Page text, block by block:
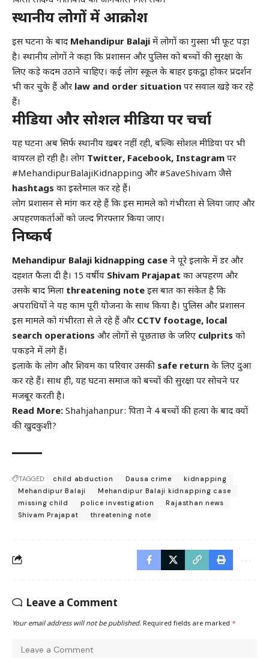
स्थानीय लोगों में आक्रोश
इस घटना के बाद Mehandipur Balaji में लोगों का गुस्सा भी फूट पड़ा
है। स्थानीय लोगों ने कहा कि प्रशासन और पुलिस को बच्चों की सुरक्षा के
लिए कड़े कदम उठाने चाहिए। कई लोग स्कूल के बाहर इकट्ठा होकर प्रदर्शन
भी कर चुके हैं और law and order situation पर सवाल खड़े कर रहे
हैं।
मीडिया और सोशल मीडिया पर चर्चा
यह घटना अब सिर्फ स्थानीय खबर नहीं रही, बल्कि सोशल मीडिया पर भी
वायरल हो रही है। लोग Twitter, Facebook, Instagram पर
#MehandipurBalajiKidnapping और #SaveShivam जैसे
hashtags का इस्तेमाल कर रहे हैं।
लोग प्रशासन से मांग कर रहे हैं कि इस मामले को गंभीरता से लिया जाए और
अपहरणकर्ताओं को जल्द गिरफ्तार किया जाए।
निष्कर्ष
Mehandipur Balaji kidnapping case ने पूरे इलाके में डर और
दहशत फैला दी है। 15 वर्षीय Shivam Prajapat का अपहरण और
उसके बाद मिला threatening note इस बात का संकेत है कि
अपराधियों ने यह काम पूरी योजना के साथ किया है। पुलिस और प्रशासन
इस मामले को गंभीरता से ले रहे हैं और CCTV footage, local
search operations और लोगों से पूछताछ के जरिए culprits को
पकड़ने में लगे हैं।
इलाके के लोग और शिवम का परिवार उसकी safe return के लिए दुआ
कर रहे हैं। साथ ही, यह घटना समाज को बच्चों की सुरक्षा पर सोचने पर
मजबूर करती है।
Read More: Shahjahanpur: पिता ने 4 बच्चों की हत्या के बाद क्यों
की खुदकुशी?
TAGGED: child abduction Dausa crime
kidnapping
Mehandipur Balaji
Mehandipur Balaji kidnapping case
missing child
police investigation
Rajasthan news
Shivam Prajapat
threatening note
Leave a Comment
Your email address will not be published. Required fields are marked *